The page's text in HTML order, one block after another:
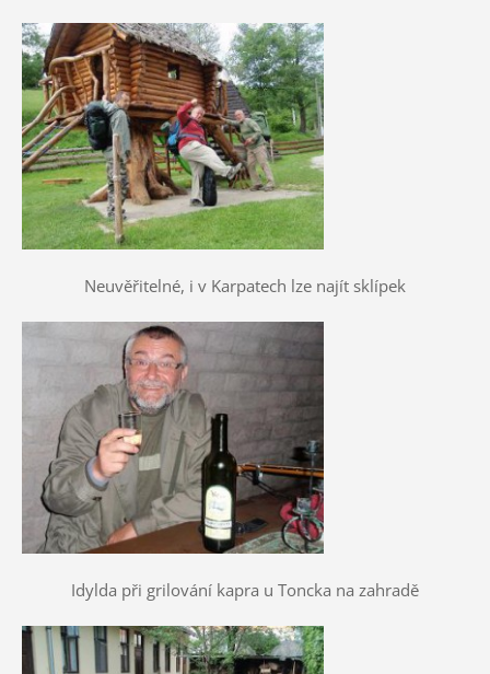
Neuvěřitelné, i v Karpatech lze najít sklípek
Idylda při grilování kapra u Toncka na zahradě